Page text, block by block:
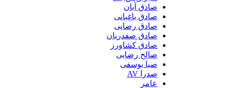
صادق آبان
صادق باغبانی
صادق رضایی
صادق صفدریان
صادق کشاورز
صالح رضایی
صبا یوسفی